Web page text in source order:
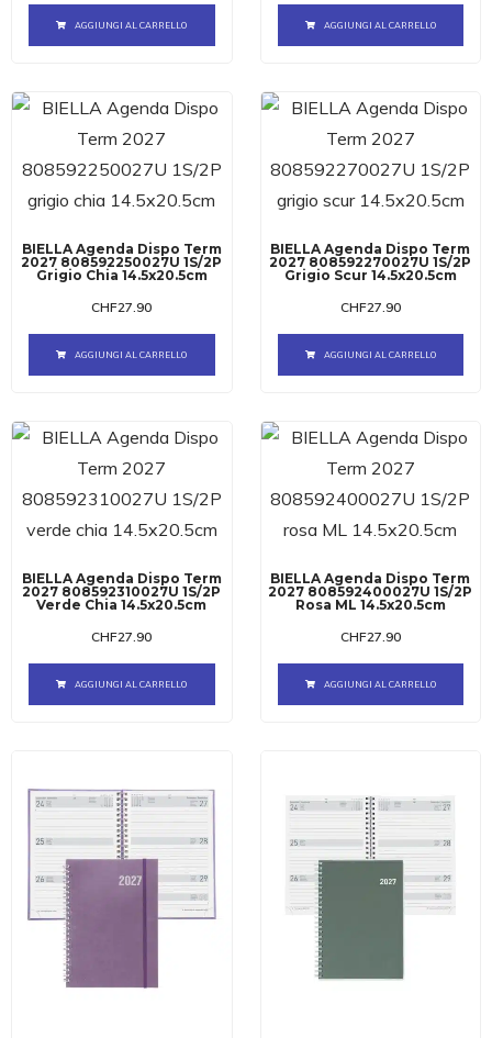
AGGIUNGI AL CARRELLO AGGIUNGI AL CARRELLO
BIELLA Agenda Dispo Term
2027 808592250027U 1S/2P
Grigio Chia 14.5x20.5cm
CHF27.90
AGGIUNGI AL CARRELLO
BIELLA Agenda Dispo Term
2027 808592270027U 1S/2P
Grigio Scur 14.5x20.5cm
CHF27.90
AGGIUNGI AL CARRELLO
BIELLA Agenda Dispo Term
2027 808592310027U 1S/2P
Verde Chia 14.5x20.5cm
CHF27.90
AGGIUNGI AL CARRELLO
BIELLA Agenda Dispo Term
2027 808592400027U 1S/2P
Rosa ML 14.5x20.5cm
CHF27.90
AGGIUNGI AL CARRELLO